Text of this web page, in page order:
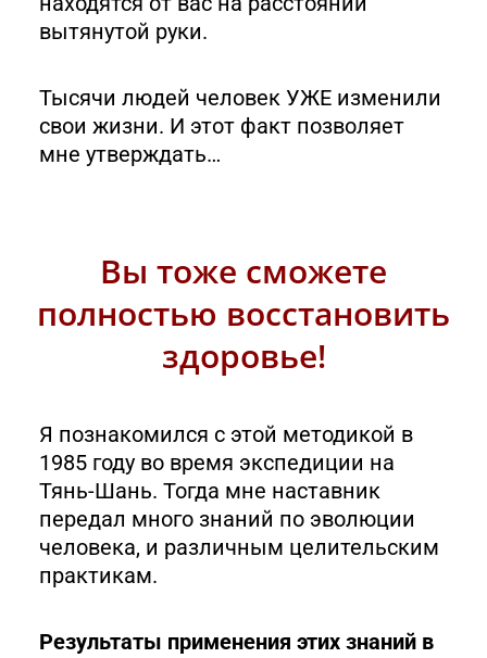
вытянутой руки.
Тысячи людей человек УЖЕ изменили
свои жизни. И этот факт позволяет
мне утверждать…
Вы тоже сможете
полностью восстановить
здоровье!
Я познакомился с этой методикой в
1985 году во время экспедиции на
Тянь-Шань. Тогда мне наставник
передал много знаний по эволюции
человека, и различным целительским
практикам.
Результаты применения этих знаний в